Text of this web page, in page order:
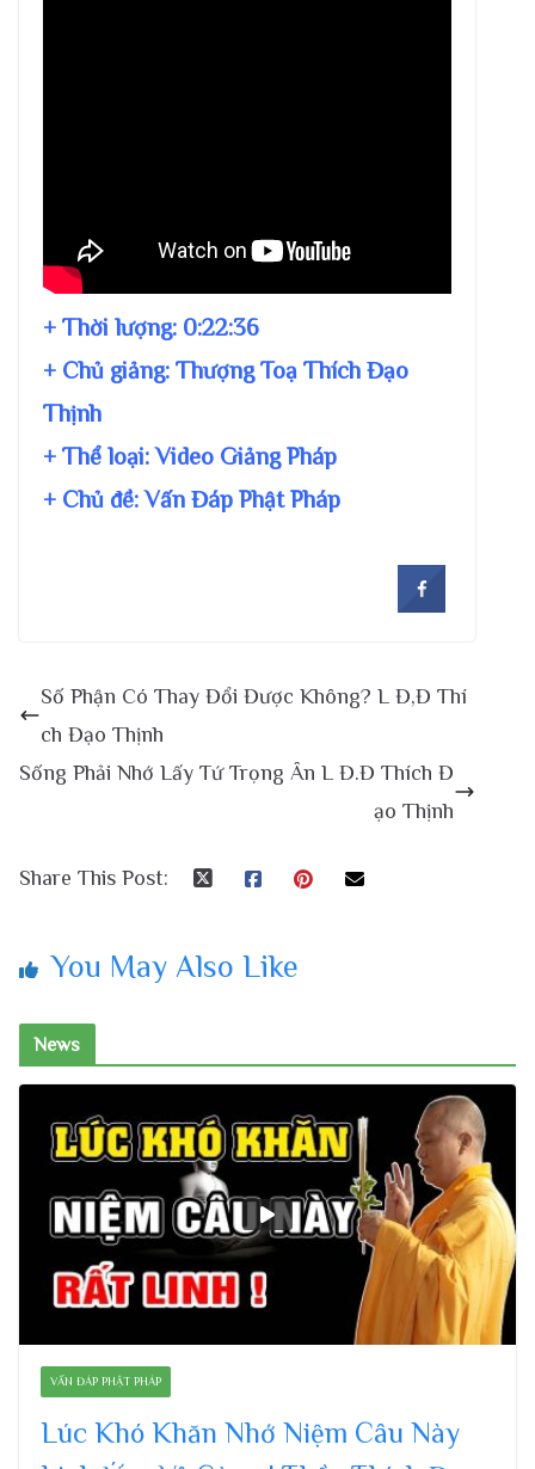
+ Thời lượng: 0:22:36
+ Chủ giảng: Thượng Toạ Thích Đạo
Thịnh
+ Thể loại: Video Giảng Pháp
+ Chủ đề:Vấn Đáp Phật Pháp
Số Phận Có Thay Đổi Được Không? L Đ,Đ Thí
ch Đạo Thịnh
Sống Phải Nhớ Lấy Tứ Trọng Ân L Đ.Đ Thích Đ
ạo Thịnh
Share This Post:
You May Also Like
News
VẤN ĐÁP PHẬT PHÁP
Lúc Khó Khăn Nhớ Niệm Câu Này